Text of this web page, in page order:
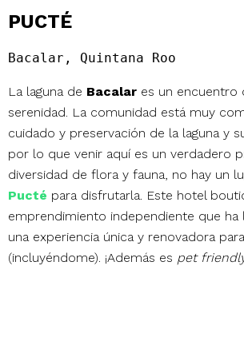
PUCTÉ
Bacalar, Quintana Roo
La laguna de Bacalar es un encuentro
serenidad. La comunidad está muy
cuidado y preservación de la laguna y
por lo que venir aquí es un verdadero
diversidad de flora y fauna, no hay un
Pucté para disfrutarla. Este hotel
emprendimiento independiente que
una experiencia única y renovadora
(incluyéndome). ¡Además es pet